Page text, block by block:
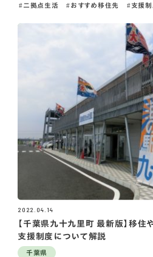
二拠点生活 おすすめ移住先 支援制
2022.04.14
【千葉県九十九里町 最新版】移住
支援制度について解説
千葉県